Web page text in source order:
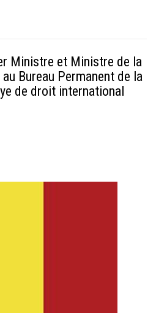
Ministre et Ministre de la
Bureau Permanent de la
de droit international